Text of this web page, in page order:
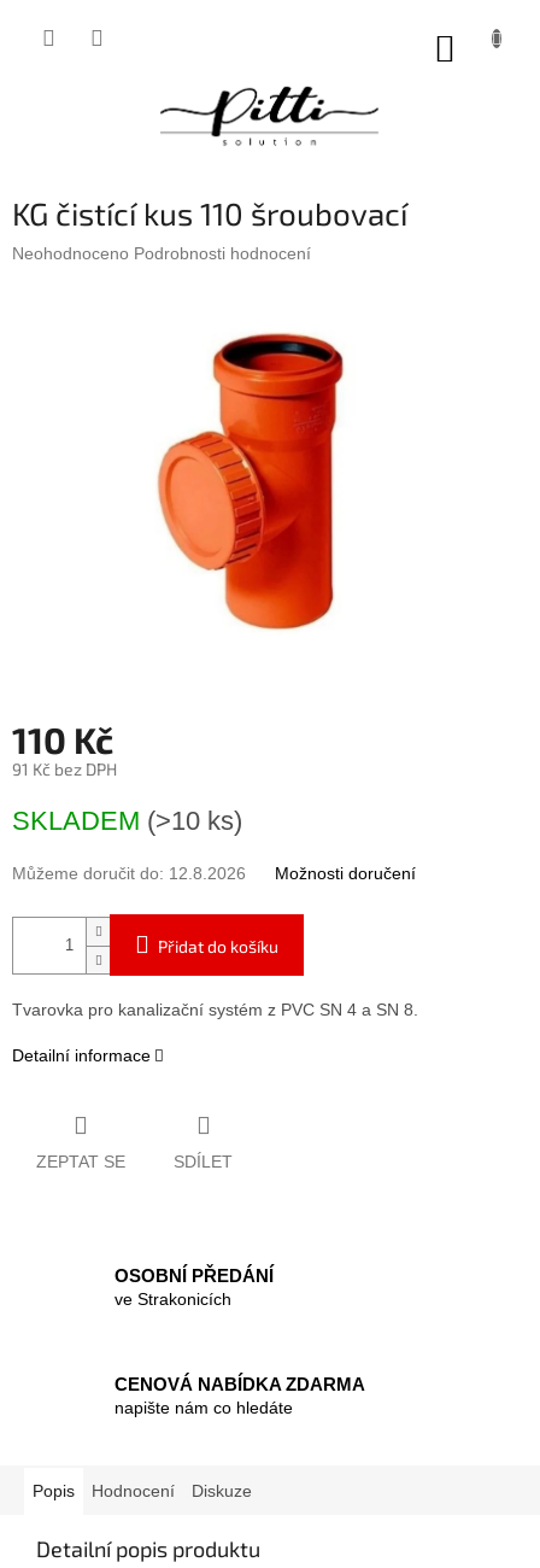
KG čistící kus 110 šroubovací
Průměrné
Neohodnoceno Podrobnosti hodnocení
110 Kč
91 Kč bez DPH
cena:
SKLADEM (>10 ks)
Můžeme doručit do: 12.8.2026 Možnosti doručení
Přidat do košíku
Tvarovka pro kanalizační systém z PVC SN 4 a SN 8.
Detailní informace
ZEPTAT SE SDÍLET
OSOBNÍ PŘEDÁNÍ
ve Strakonicích
CENOVÁ NABÍDKA ZDARMA
napište nám co hledáte
Popis Hodnocení Diskuze
Detailní popis produktu